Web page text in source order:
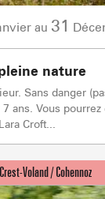
au 31
nature
Sans danger
ans. Vous
Croft...